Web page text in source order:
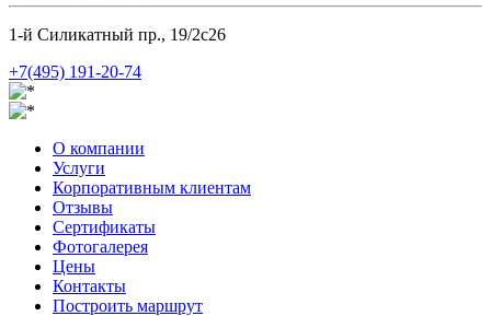
1-й Силикатный пр., 19/2с26
+7(495) 191-20-74
О компании
Услуги
Корпоративным клиентам
Отзывы
Сертификаты
Фотогалерея
Цены
Контакты
Построить маршрут